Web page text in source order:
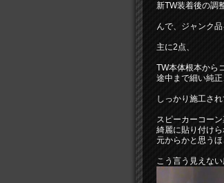
新TW装着後の調
んで、ジャンク
主に2点、
TW本体根本から
途中まで細い純
しっかり施工さ
スピーカーコー
綺麗に貼り付け
元からかと思う
こう言う見えな